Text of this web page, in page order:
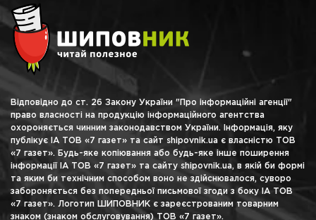
Відповідно до ст. 26 Закону України "Про інформаційні агенції"
право власності на продукцію інформаційного агентства
охороняється чинним законодавством України. Інформація, яку
публікує ІА ТОВ «7 газет» та сайт shipovnik.ua є власністю ТОВ
«7 газет». Будь-яке копіювання або будь-яке інше поширення
інформації ІА ТОВ «7 газет» та сайту shipovnik.ua, в якій би формі
та яким би технічним способом воно не здійснювалося, суворо
забороняється без попередньої письмової згоди з боку ІА ТОВ
«7 газет». Логотип ШИПОВНИК є зареєстрованим товарним
знаком (знаком обслуговування) ТОВ «7 газет».